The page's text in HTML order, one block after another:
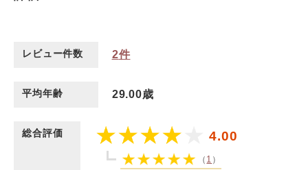
レビュー件数 2件
平均年齢 29.00歳
総合評価 4.00
（ 1 ）